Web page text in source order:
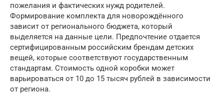
пожелания и фактических нужд родителей.
Формирование комплекта для новорождённого
зависит от регионального бюджета, который
выделяется на данные цели. Предпочтение отдается
сертифицированным российским брендам детских
вещей, которые соответствуют государственным
стандартам. Стоимость одной коробки может
варьироваться от 10 до 15 тысяч рублей в зависимости
от региона.